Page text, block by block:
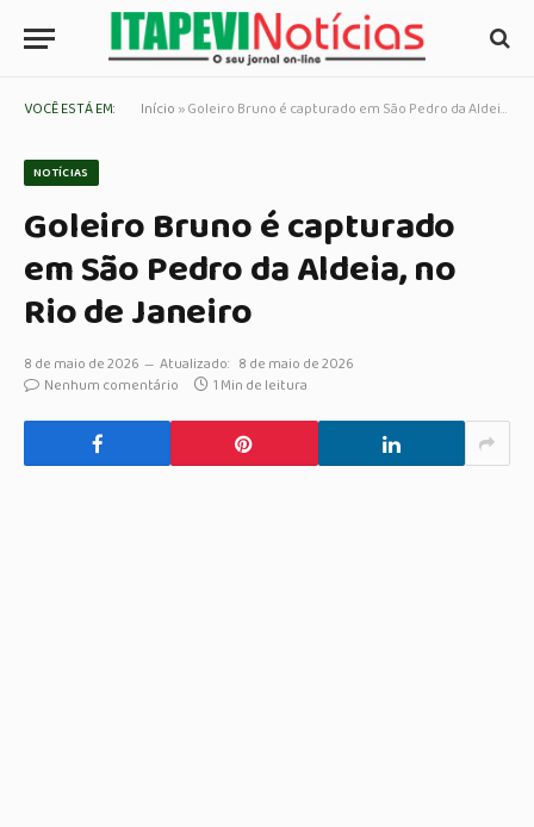
VOCÊ ESTÁ EM: Início »Goleiro Bruno é capturado em São Pedro da Aldeia, no Rio de Janeiro
NOTÍCIAS
Goleiro Bruno é capturado
em São Pedro da Aldeia, no
Rio de Janeiro
8 de maio de 2026 Atualizado: 8 de maio de 2026
Nenhum comentário
1 Min de leitura